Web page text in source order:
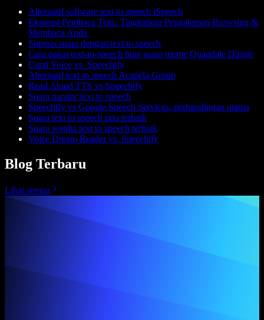
Alternatif software text to speech iSpeech
Ekstensi Pembaca Teks: Tingkatkan Pengalaman Browsing &
Membaca Anda
Sintesis suara dengan text to speech
Cara pakai text-to-speech buat suara meme Quandale Dingle
Capti Voice vs. Speechify
Alternatif text to speech Acapela Group
Read Aloud TTS vs Speechify
Suara narator text to speech
Speechify vs Google Speech Services: perbandingan utama
Suara text to speech pria terbaik
Suara wanita text to speech terbaik
Voice Dream Reader vs. Speechify
Blog Terbaru
Lihat semua